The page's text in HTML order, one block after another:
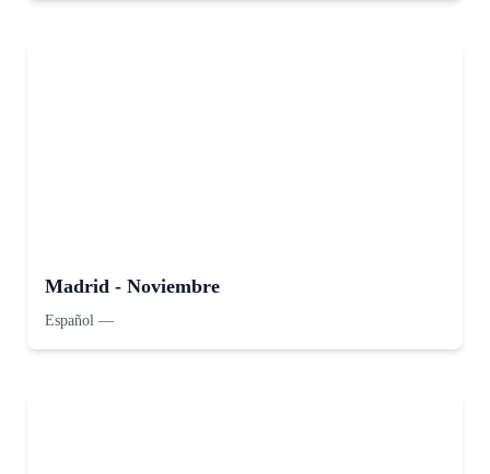
Madrid - Noviembre
Español —